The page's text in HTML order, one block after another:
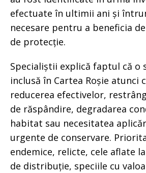
efectuate în ultimii ani și
necesare pentru a beneficia
de protecție.
Specialiștii explică faptul că o
inclusă în Cartea Roșie atunci
reducerea efectivelor,
de răspândire, degradarea
habitat sau necesitatea
urgente de conservare.
endemice, relicte, cele aflate
de distribuție, speciile cu